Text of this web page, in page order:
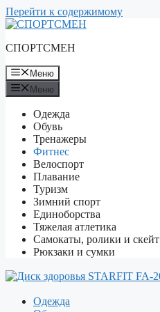
Перейти к содержимому
СПОРТСМЕН
Меню
Меню
Одежда
Обувь
Тренажеры
Фитнес
Велоспорт
Плавание
Туризм
Зимний спорт
Единоборства
Тяжелая атлетика
Самокаты, ролики и скейт
Рюкзаки и сумки
Одежда